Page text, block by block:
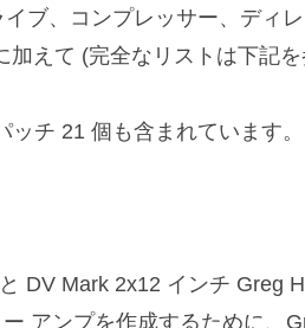
ブ、コンプレッサー、ディ
加えて (完全なリストは下記
チ 21 個も含まれています。
DV Mark 2x12 インチ Greg
アンプを作成するために、